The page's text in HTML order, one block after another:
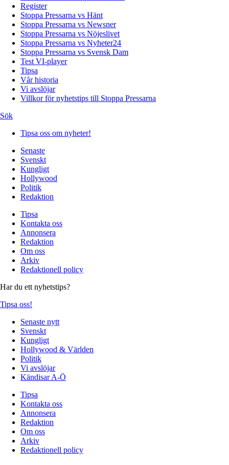
Register
Stoppa Pressarna vs Hänt
Stoppa Pressarna vs Newsner
Stoppa Pressarna vs Nöjeslivet
Stoppa Pressarna vs Nyheter24
Stoppa Pressarna vs Svensk Dam
Test VI-player
Tipsa
Vår historia
Vi avslöjar
Villkor för nyhetstips till Stoppa Pressarna
Sök
Tipsa oss om nyheter!
Senaste
Svenskt
Kungligt
Hollywood
Politik
Redaktion
Tipsa
Kontakta oss
Annonsera
Redaktion
Om oss
Arkiv
Redaktionell policy
Har du ett nyhetstips?
Tipsa oss!
Senaste nytt
Svenskt
Kungligt
Hollywood & Världen
Politik
Vi avslöjar
Kändisar A-Ö
Tipsa
Kontakta oss
Annonsera
Redaktion
Om oss
Arkiv
Redaktionell policy